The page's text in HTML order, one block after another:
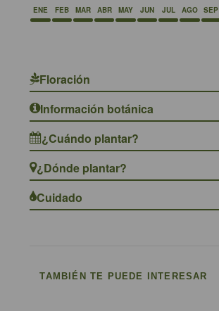
ENE FEB MAR ABR MAY JUN JUL AGO SEP
Floración
Información botánica
¿Cuándo plantar?
¿Dónde plantar?
Cuidado
TAMBIÉN TE PUEDE INTERESAR